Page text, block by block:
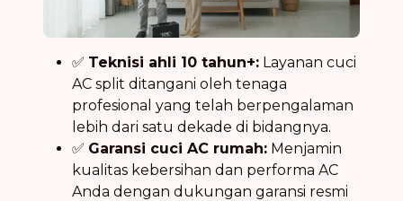
✅ Teknisi ahli 10 tahun+: Layanan cuci
AC split ditangani oleh tenaga
profesional yang telah berpengalaman
lebih dari satu dekade di bidangnya.
✅ Garansi cuci AC rumah: Menjamin
kualitas kebersihan dan performa AC
Anda dengan dukungan garansi resmi